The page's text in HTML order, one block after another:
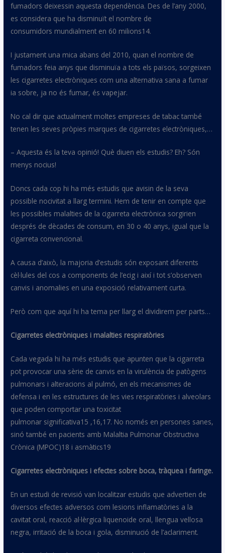
fumadors deixessin aquesta dependència. Des de l’any 2000,
es considera que ha disminuït el nombre de
consumidors mundialment en 60 milions14.
I justament una mica abans del 2010, quan el nombre de
fumadors feia anys que disminuïa a tots els països, sorgeixen
les cigarretes electròniques com una alternativa sana afumar
ia sobre, ja no és fumar, ésvapejar.
No cal dir que actualment moltes empreses de tabac també
tenen les seves pròpies marques de cigarretes electròniques,…
– Aquesta és la teva opinió! Què diuen els estudis? Eh? Són
menys nocius!
Doncs cada cop hi ha més estudis que avisin de la seva
possible nocivitat a llarg termini. Hem de tenir en compte que
les possibles malalties de la cigarreta electrònica sorgirien
després de dècades de consum, en 30 o 40 anys, igual que la
cigarreta convencional.
A causa d’això, la majoria d’estudis són exposant diferents
cèl·lules del cos a components de l’ecig i així i tot s’observen
canvis i anomalies en una exposició relativament curta.
Però com que aquí hi ha tema per llarg el dividirem per parts…
Cigarretes electròniques i malalties respiratòries
Cada vegada hi ha més estudis que apunten que la cigarreta
pot provocar una sèrie de canvis en la virulència de patògens
pulmonars i alteracions al pulmó, en els mecanismes de
defensa i en les estructures de les vies respiratòries i alveolars
que poden comportar una toxicitat
pulmonar significativa15 ,16,17. No només en persones sanes,
sinó també en pacients amb Malaltia Pulmonar Obstructiva
Crònica (MPOC)18 i asmàtics19
Cigarretes electròniques i efectes sobre boca, tràquea i faringe.
En un estudi de revisió van localitzar estudis que advertien de
diversos efectes adversos com lesions inflamatòries a la
cavitat oral, reacció al·lèrgica liquenoide oral, llengua vellosa
negra, irritació de la boca i gola, disminució de l’aclariment.